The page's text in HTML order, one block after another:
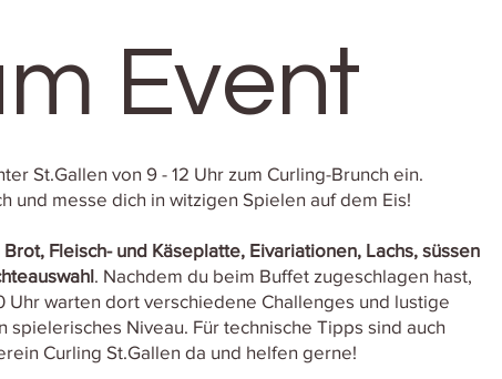
Event
St.Gallen von 9 - 12 Uhr zum Curling-Brunch ein.
und messe dich in witzigen Spielen auf dem Eis!
Fleisch- und Käseplatte, Eivariationen, Lachs, süssen
. Nachdem du beim Buffet zugeschlagen hast,
Uhr warten dort verschiedene Challenges und lustige
Niveau. Für technische Tipps sind auch
Curling St.Gallen da und helfen gerne!